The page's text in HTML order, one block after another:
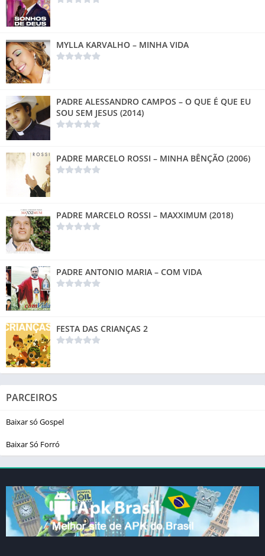
MYLLA KARVALHO – MINHA VIDA
PADRE ALESSANDRO CAMPOS – O QUE É QUE EU
SOU SEM JESUS (2014)
PADRE MARCELO ROSSI – MINHA BÊNÇÃO (2006)
PADRE MARCELO ROSSI – MAXXIMUM (2018)
PADRE ANTONIO MARIA – COM VIDA
FESTA DAS CRIANÇAS 2
PARCEIROS
Baixar só Gospel
Baixar Só Forró